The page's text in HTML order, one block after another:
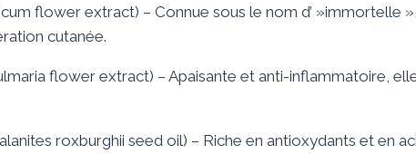
flower extract) – Connue sous le nom d’ »immortelle
cutanée.
flower extract) – Apaisante et anti-inflammatoire,
roxburghii seed oil) – Riche en antioxydants et en